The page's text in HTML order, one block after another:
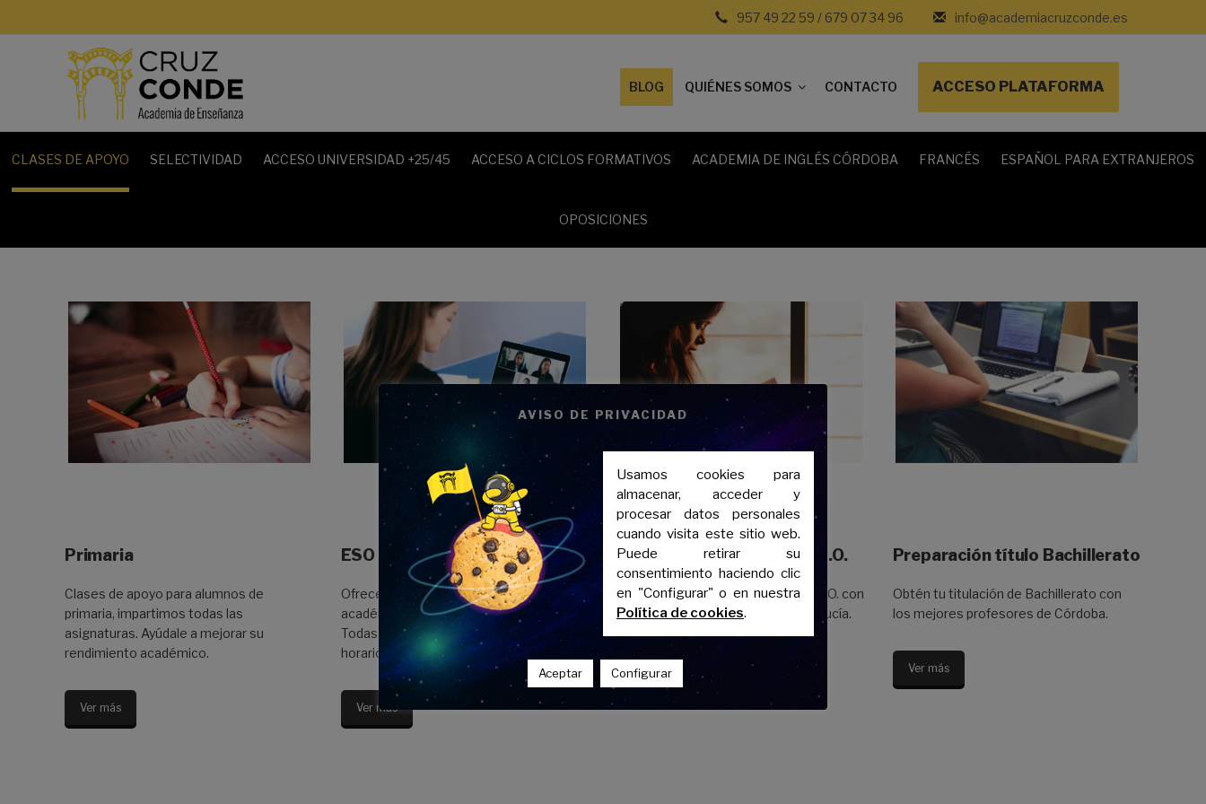
info@academiacruzconde.es
957 49 22 59 / 679 07 34 96
BLOG QUIÉNES SOMOS CONTACTO ACCESO PLATAFORMA
CLASES DE APOYO SELECTIVIDAD ACCESO UNIVERSIDAD +25/45 ACCESO A CICLOS FORMATIVOS ACADEMIA DE INGLÉS CÓRDOBA FRANCÉS ESPAÑOL PARA EXTRANJEROS
OPOSICIONES
Primaria
Clases de apoyo para alumnos de
primaria, impartimos todas las
asignaturas. Ayúdale a mejorar su
rendimiento académico.
Ver más
ESO y Bachillerato
Ofrecemos tanto clases durante el curso
académico como durante el verano.
Todas las asignaturas al completo y un
horario adaptado al alumno.
Ver más
Preparación Graduado E.S.O.
Consigue tu Título de Graduado E.S.O. con
los mejores preparadores de Andalucía.
Ver más
Preparación título Bachillerato
Obtén tu titulación de Bachillerato con
los mejores profesores de Córdoba.
Ver más
AVISO DE PRIVACIDAD
Usamos cookies para
almacenar, acceder y
procesar datos personales
cuando visita este sitio web.
Puede retirar su
consentimiento haciendo clic
en "Configurar" o en nuestra
Política de cookies.
Aceptar Configurar